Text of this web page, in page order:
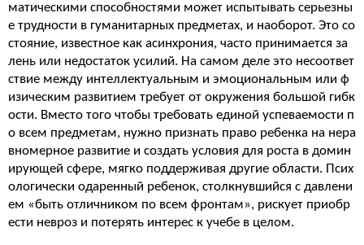
матическими способностями может испытывать серьезны
е трудности в гуманитарных предметах, и наоборот. Это со
стояние, известное как асинхрония, часто принимается за
лень или недостаток усилий. На самом деле это несоответ
ствие между интеллектуальным и эмоциональным или ф
изическим развитием требует от окружения большой гибк
ости. Вместо того чтобы требовать единой успеваемости п
о всем предметам, нужно признать право ребенка на нера
вномерное развитие и создать условия для роста в домин
ирующей сфере, мягко поддерживая другие области. Псих
ологически одаренный ребенок, столкнувшийся с давлени
ем «быть отличником по всем фронтам», рискует приобр
ести невроз и потерять интерес к учебе в целом.